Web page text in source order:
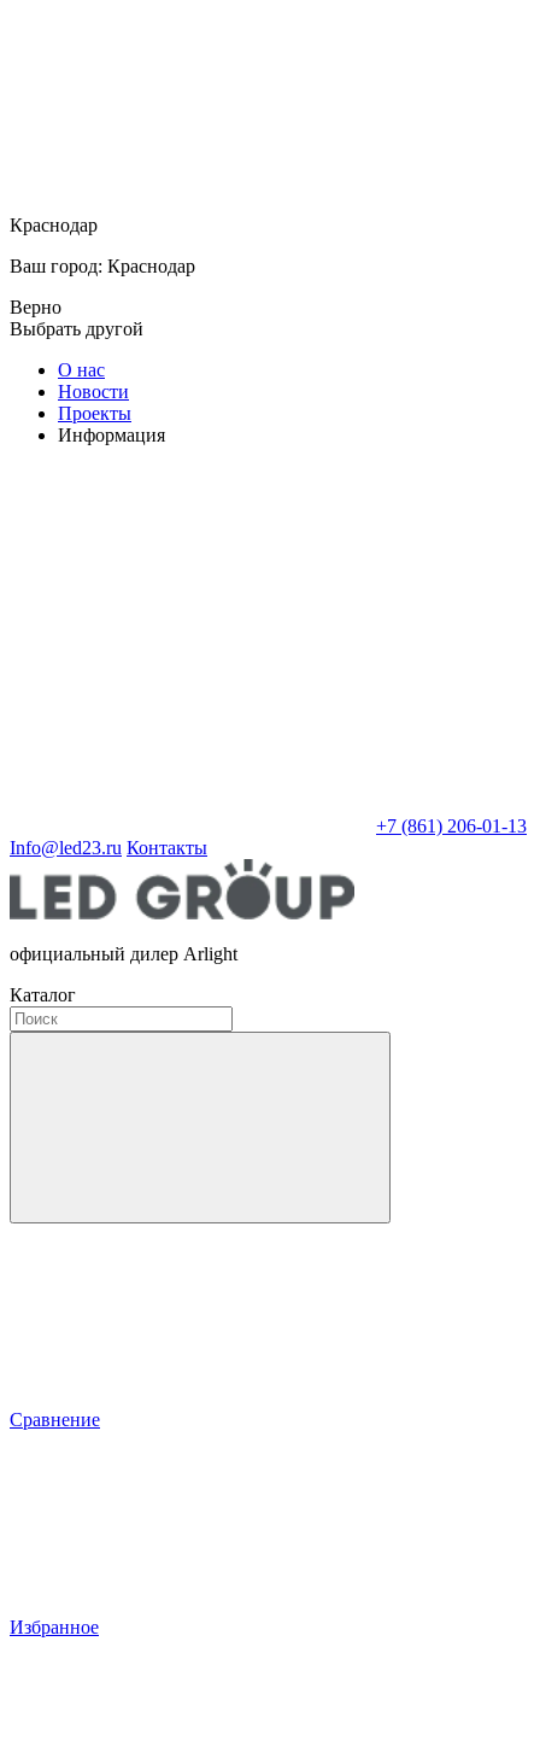
Краснодар
Ваш город: Краснодар
Верно
Выбрать другой
О нас
Новости
Проекты
Информация
+7 (861) 206-01-13
Info@led23.ru Контакты
официальный дилер Arlight
Каталог
Сравнение
Избранное